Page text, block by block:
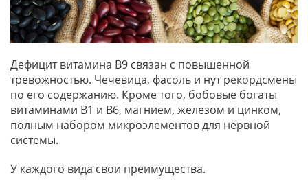
Дефицит витамина В9 связан с повышенной
тревожностью. Чечевица, фасоль и нут рекордсмены
по его содержанию. Кроме того, бобовые богаты
витаминами B1 и B6, магнием, железом и цинком,
полным набором микроэлементов для нервной
системы.
У каждого вида свои преимущества.